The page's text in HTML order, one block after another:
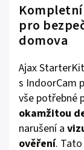
Kompletní
pro
domova
Ajax
s IndoorCam
vše potřebné
okamžitou
narušení a
ověření.